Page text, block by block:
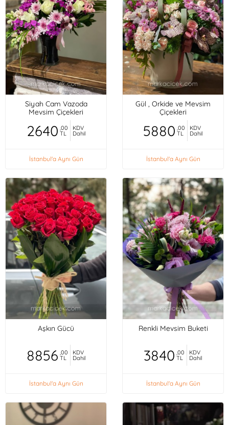
Siyah Cam Vazoda
Mevsim Çiçekleri
2640 ,00
TL
KDV
Dahil
İstanbul'a Aynı Gün
Gül , Orkide ve Mevsim
Çiçekleri
5880 ,00
TL
KDV
Dahil
İstanbul'a Aynı Gün
Aşkın Gücü
8856 ,00
TL
KDV
Dahil
İstanbul'a Aynı Gün
Renkli Mevsim Buketi
3840 ,00
TL
KDV
Dahil
İstanbul'a Aynı Gün